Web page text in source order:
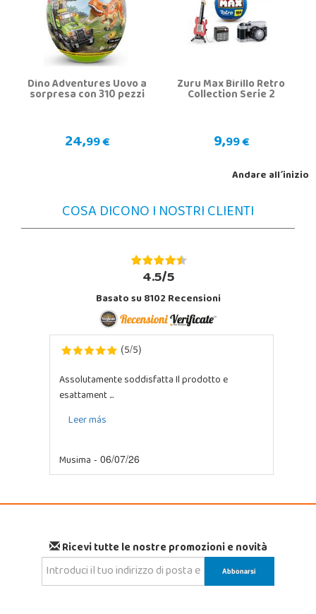
Dino Adventures Uovo a
sorpresa con 310 pezzi
24,99 €
Zuru Max Birillo Retro
Collection Serie 2
9,99 €
Andare all´inizio
COSA DICONO I NOSTRI CLIENTI
4.5/5
Basato su 8102 Recensioni
(5/5)
Assolutamente soddisfatta Il prodotto e
esattament ...
Leer más
Musima - 06/07/26
Ricevi tutte le nostre promozioni e novità